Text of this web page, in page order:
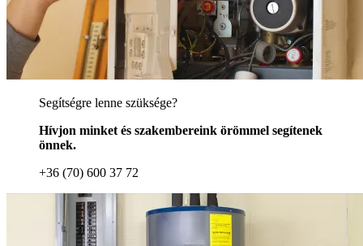
Segítségre lenne szüksége?
Hívjon minket és szakembereink örömmel segítenek
önnek.
+36 (70) 600 37 72